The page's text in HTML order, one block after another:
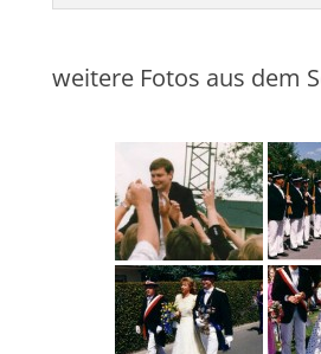
weitere Fotos aus dem